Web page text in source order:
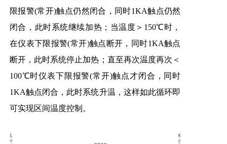
限报警(常开)触点仍然闭合，同时1KA触点仍然
闭合，此时系统继续加热；当温度＞150℃时，
在仪表下限报警(常开)触点断开，同时1KA触点
断开，此时系统停止加热；直至再次温度再次＜
100℃时仪表下限报警(常开)触点才闭合，同时
1KA触点闭合，此时系统升温，这样如此循环即
可实现区间温度控制。